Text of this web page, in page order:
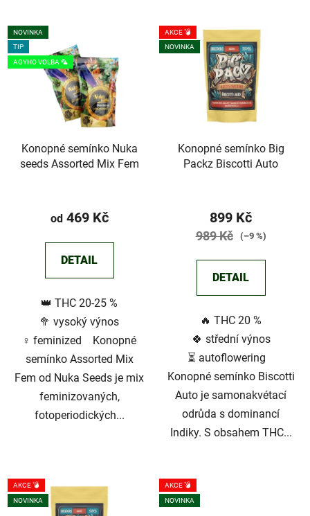
NOVINKA
TIP
AGYHO VOLBA 🦜
Konopné semínko Nuka
seeds Assorted Mix Fem
hodnocení
3,5
5
hvězdiček.
od469 Kč
DETAIL
👑 THC 20-25 %
🥦 vysoký výnos
♀️ feminized Konopné
semínko Assorted Mix
Fem od Nuka Seeds je mix
feminizovaných,
fotoperiodických...
AKCE 💣
NOVINKA
Konopné semínko Big
Packz Biscotti Auto
899 Kč
989 Kč (–9 %)
DETAIL
🔥 THC 20 %
🍀 střední výnos
⏳ autoflowering
Konopné semínko Biscotti
Auto je samonakvétací
odrůda s dominancí
Indiky. S obsahem THC...
AKCE 💣
NOVINKA
AKCE 💣
NOVINKA